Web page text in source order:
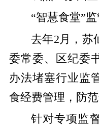
“智慧食堂”
去年2月，苏
委常委、区纪委
办法堵塞行业监
食经费管理，防
针对专项监